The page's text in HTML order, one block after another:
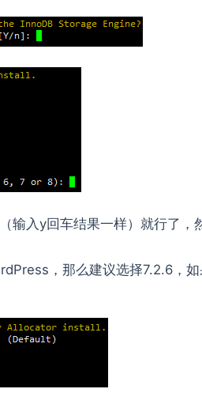
输入y回车结果一样）就行了，
，那么建议选择7.2.6，